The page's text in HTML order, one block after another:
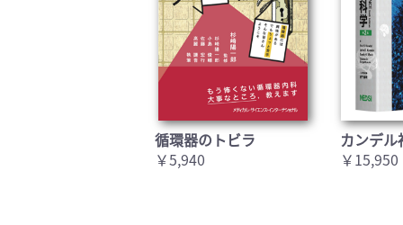
循環器のトビラ
￥5,940
カンデ
￥15,950